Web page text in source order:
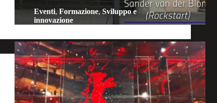
Eventi,Formazione,Sviluppo e
innovazione